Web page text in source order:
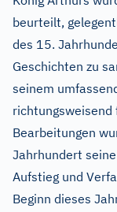
beurteilt,
des 15.
Geschichten zu
seinem
Bearbeitungen
Jahrhundert
Aufstieg und
Beginn dieses